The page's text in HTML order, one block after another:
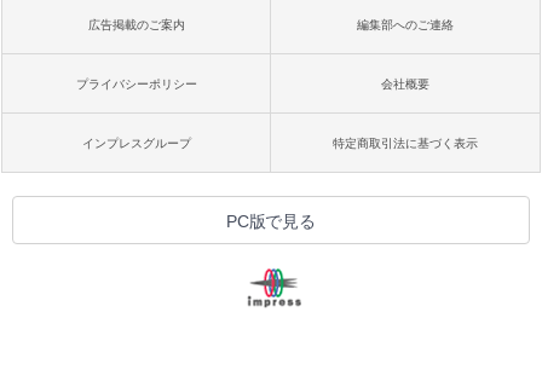
広告掲載のご案内 編集部へのご連絡
プライバシーポリシー 会社概要
インプレスグループ 特定商取引法に基づく表示
PC版で見る